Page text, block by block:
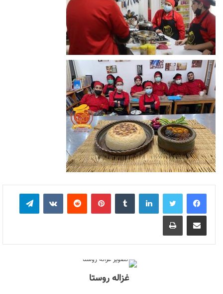
لینکدین ‫تامبلر ‫پین‌ترست‫رددیت ‫VKontakteتلگرام
اشتراک گذاری از طریق ایمیل چاپ
غزاله روستا